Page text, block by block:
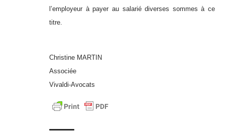
l’employeur à payer au salarié diverses sommes à ce
titre.
Christine MARTIN
Associée
Vivaldi-Avocats